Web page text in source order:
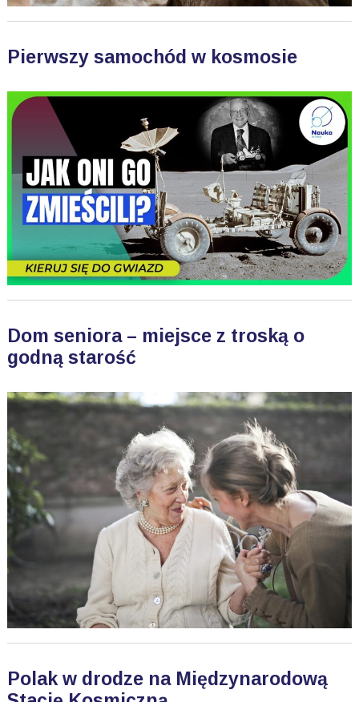
Pierwszy samochód w kosmosie
Dom seniora – miejsce z troską o
godną starość
Polak w drodze na Międzynarodową